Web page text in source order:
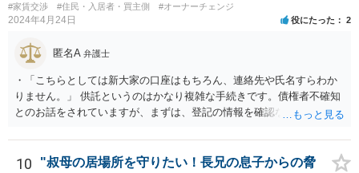
注意では発見できない「隠れた」部分の損傷も、契約不適合責任の対
象となり得ます。「瑕疵」とは、目的物が通常有すべき品質・性能を
瑕疵の成否を直接左右するものではありません。
#家賃交渉 #住民・入居者・買主側 #オーナーチェンジ
2024年4月24日 役にたった 2
匿名A 弁護士
・「こちらとしては新大家の口座はもちろん、連絡先や氏名すらわか
りません。」 供託というのはかなり複雑な手続きです。債権者不確知
とのお話をされていますが、まずは、登記の情報を確認なさってくだ
10
"叔母の居場所を守りたい！長兄の息子からの脅